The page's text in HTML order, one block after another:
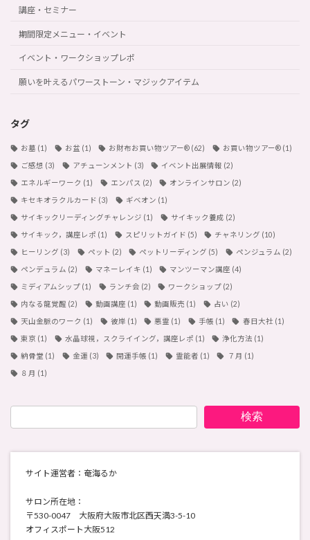
講座・セミナー
期間限定メニュー・イベント
イベント・ワークショップレポ
願いを叶えるパワーストーン・マジックアイテム
タグ
お墓 (1) お盆 (1) お財布お買い物ツアー®︎ (62) お買い物ツアー®︎(1)
ご感想 (3) アチューンメント (3) イベント出展情報 (2)
エネルギーワーク (1) エンパス (2) オンラインサロン (2)
キセキオラクルカード (3) ギベオン (1)
サイキックリーディングチャレンジ (1) サイキック養成 (2)
サイキック，講座レポ (1) スピリットガイド (5) チャネリング (10)
ヒーリング (3) ペット (2) ペットリーディング (5) ペンジュラム (2)
ペンデュラム (2) マネーレイキ (1) マンツーマン講座 (4)
ミディアムシップ (1) ランチ会 (2) ワークショップ (2)
内なる龍覚醒 (2) 動画講座 (1) 動画販売 (1) 占い (2)
天山金脈のワーク (1) 彼岸 (1) 悪霊 (1) 手帳 (1) 春日大社 (1)
東京 (1) 水晶球視，スクライイング，講座レポ (1) 浄化方法 (1)
納骨堂 (1) 金運 (3) 開運手帳 (1) 霊能者 (1) ７月 (1)
８月 (1)
検索
サイト運営者：奄海るか
サロン所在地：
〒530-0047 大阪府大阪市北区西天満3-5-10
オフィスポート大阪512